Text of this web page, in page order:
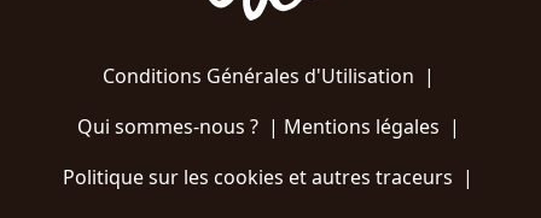
Conditions Générales d'Utilisation |
Qui sommes-nous ?| Mentions légales |
Politique sur les cookies et autres traceurs |